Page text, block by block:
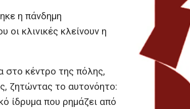
η πάνδημη
κλινικές κλείνουν η
στο κέντρο της πόλης,
ζητώντας το αυτονόητο:
ίδρυμα που ρημάζει από